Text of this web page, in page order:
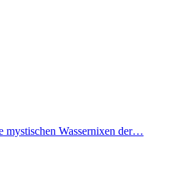
mystischen Wassernixen der…